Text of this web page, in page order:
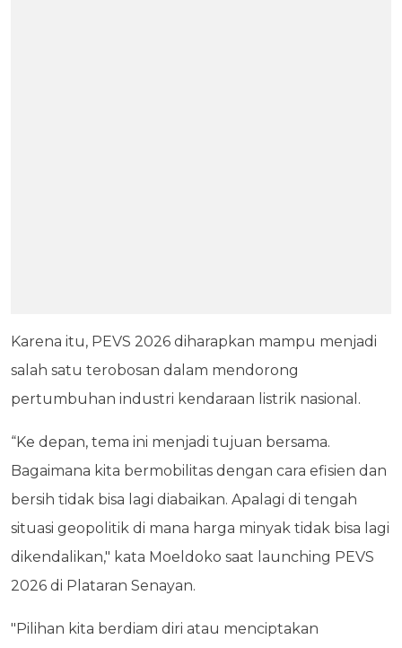
Karena itu, PEVS 2026 diharapkan mampu menjadi
salah satu terobosan dalam mendorong
pertumbuhan industri kendaraan listrik nasional.
“Ke depan, tema ini menjadi tujuan bersama.
Bagaimana kita bermobilitas dengan cara efisien dan
bersih tidak bisa lagi diabaikan. Apalagi di tengah
situasi geopolitik di mana harga minyak tidak bisa lagi
dikendalikan," kata Moeldoko saat launching PEVS
2026 di Plataran Senayan.
"Pilihan kita berdiam diri atau menciptakan